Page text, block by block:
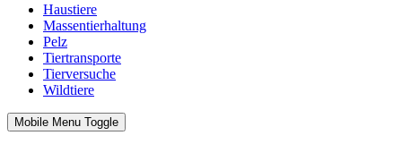
Haustiere
Massentierhaltung
Pelz
Tiertransporte
Tierversuche
Wildtiere
Mobile Menu Toggle